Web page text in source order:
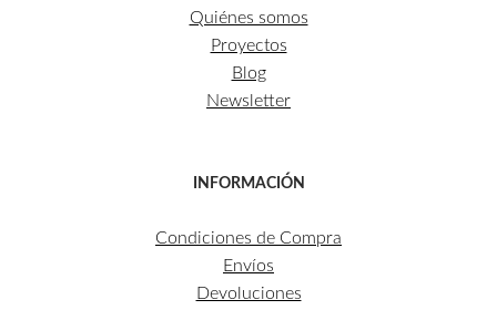
Quiénes somos
Proyectos
Blog
Newsletter
INFORMACIÓN
Condiciones de Compra
Envíos
Devoluciones